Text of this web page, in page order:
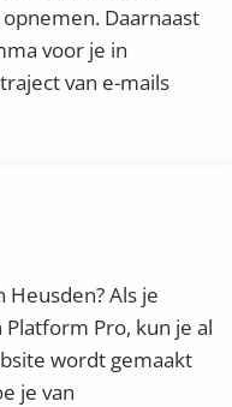
Daarnaast
voor je in
van e-mails
Als je
Pro, kun je al
wordt gemaakt
je van